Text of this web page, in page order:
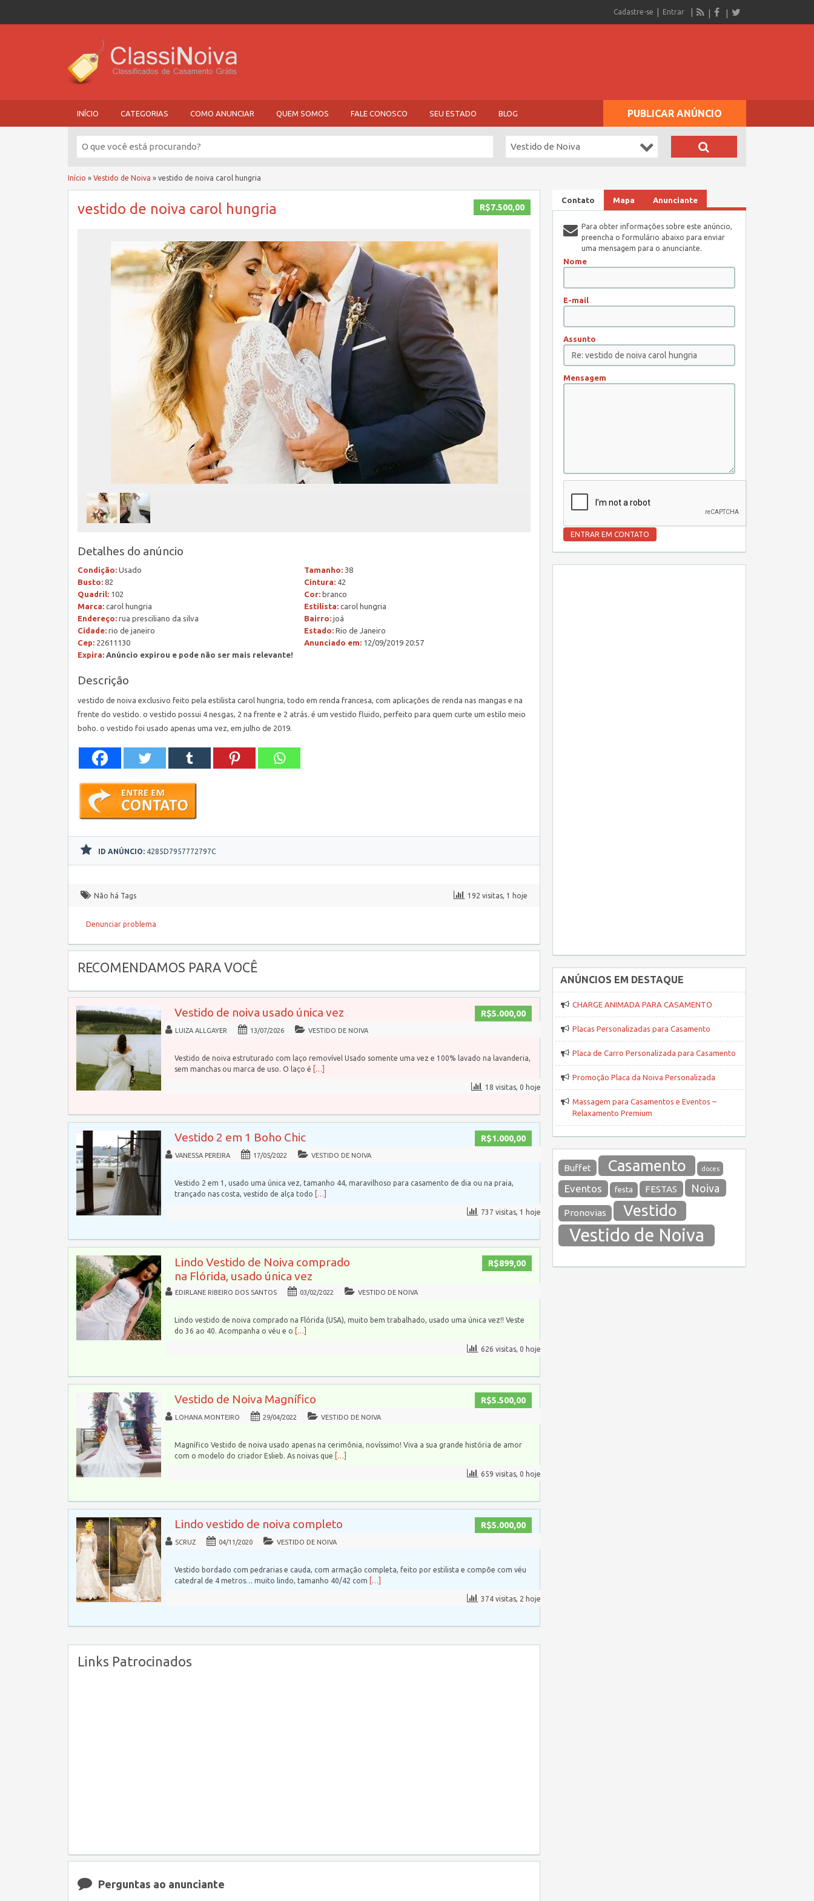
Cadastre-se Entrar
INÍCIO CATEGORIAS COMO ANUNCIAR QUEM SOMOS FALE CONOSCO SEU ESTADO BLOG PUBLICAR ANÚNCIO
Vestido de Noiva
Início » Vestido de Noiva » vestido de noiva carol hungria
R$7.500,00
vestido de noiva carol hungria
Detalhes do anúncio
Condição: Usado Tamanho: 38
Busto: 82 Cintura: 42
Quadril: 102 Cor: branco
Marca: carol hungria Estilista: carol hungria
Endereço: rua presciliano da silva Bairro: joá
Cidade: rio de janeiro Estado: Rio de Janeiro
Cep: 22611130 Anunciado em: 12/09/2019 20:57
Expira: Anúncio expirou e pode não ser mais relevante!
Descrição
vestido de noiva exclusivo feito pela estilista carol hungria, todo em renda francesa, com aplicações de renda nas mangas e na
frente do vestido. o vestido possui 4 nesgas, 2 na frente e 2 atrás. é um vestido fluido, perfeito para quem curte um estilo meio
boho. o vestido foi usado apenas uma vez, em julho de 2019.
ID ANÚNCIO: 4285D7957772797C
Não há Tags 192 visitas, 1 hoje
Denunciar problema
RECOMENDAMOS PARA VOCÊ
R$5.000,00
Vestido de noiva usado única vez
LUIZA ALLGAYER 13/07/2026 VESTIDO DE NOIVA
Vestido de noiva estruturado com laço removível Usado somente uma vez e 100% lavado na lavanderia,
sem manchas ou marca de uso. O laço é […]
18 visitas, 0 hoje
R$1.000,00
Vestido 2 em 1 Boho Chic
VANESSA PEREIRA 17/05/2022 VESTIDO DE NOIVA
Vestido 2 em 1, usado uma única vez, tamanho 44, maravilhoso para casamento de dia ou na praia,
trançado nas costa, vestido de alça todo […]
737 visitas, 1 hoje
R$899,00
Lindo Vestido de Noiva comprado
na Flórida, usado única vez
EDIRLANE RIBEIRO DOS SANTOS 03/02/2022 VESTIDO DE NOIVA
Lindo vestido de noiva comprado na Flórida (USA), muito bem trabalhado, usado uma única vez!! Veste
do 36 ao 40. Acompanha o véu e o […]
626 visitas, 0 hoje
R$5.500,00
Vestido de Noiva Magnífico
LOHANA MONTEIRO 29/04/2022 VESTIDO DE NOIVA
Magnífico Vestido de noiva usado apenas na cerimônia, novíssimo! Viva a sua grande história de amor
com o modelo do criador Eslieb. As noivas que […]
659 visitas, 0 hoje
R$5.000,00
Lindo vestido de noiva completo
SCRUZ 04/11/2020 VESTIDO DE NOIVA
Vestido bordado com pedrarias e cauda, com armação completa, feito por estilista e compõe com véu
catedral de 4 metros… muito lindo, tamanho 40/42 com […]
374 visitas, 2 hoje
Links Patrocinados
Perguntas ao anunciante
Contato Mapa Anunciante
Para obter informações sobre este anúncio,
preencha o formulário abaixo para enviar
uma mensagem para o anunciante.
Nome
E-mail
Assunto
Mensagem
ANÚNCIOS EM DESTAQUE
CHARGE ANIMADA PARA CASAMENTO
Placas Personalizadas para Casamento
Placa de Carro Personalizada para Casamento
Promoção Placa da Noiva Personalizada
Massagem para Casamentos e Eventos –
Relaxamento Premium
Buffet Casamento doces
Eventos festa FESTAS Noiva
Pronovias Vestido
Vestido de Noiva